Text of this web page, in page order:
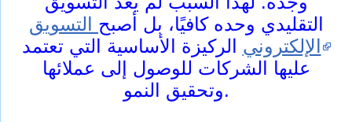
التقليدي وحده كافيًا، بل أصبح التسويق
الإلكتروني الركيزة الأساسية التي تعتمد
عليها الشركات للوصول إلى عملائها
وتحقيق النمو.